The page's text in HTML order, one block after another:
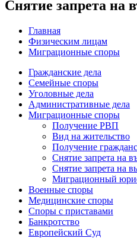
Снятие запрета на
Главная
Физическим лицам
Миграционные споры
Гражданские дела
Семейные споры
Уголовные дела
Административные дела
Миграционные споры
Получение РВП
Вид на жительство
Получение
Снятие запрета на
Снятие запрета на
Миграционный
Военные споры
Медицинские споры
Споры с приставами
Банкротство
Европейский Суд